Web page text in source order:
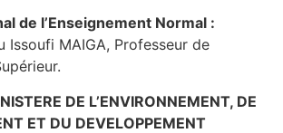
de l’Enseignement Normal :
Issoufi MAIGA, Professeur de
DE L’ENVIRONNEMENT, DE
ET DU DEVELOPPEMENT